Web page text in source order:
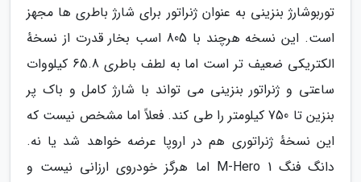
توربوشارژ بنزینی به عنوان ژنراتور برای شارژ باطری ها مجهز
است. این نسخه هرچند با 805 اسب بخار قدرت از نسخهٔ
الکتریکی ضعیف تر است اما به لطف باطری 65.8 کیلووات
ساعتی و ژنراتور بنزینی می تواند با شارژ کامل و باک پر
بنزین تا 750 کیلومتر را طی کند. فعلاً اما مشخص نیست که
این نسخهٔ ژنراتوری هم در اروپا عرضه خواهد شد یا نه.
دانگ فنگ M-Hero 1 اما هرگز خودروی ارزانی نیست و